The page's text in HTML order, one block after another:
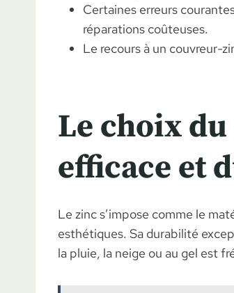
Certaines erreurs
réparations coûteuses.
Le recours à un couvreur-
Le choix
efficace et
Le zinc s’impose comme le
esthétiques. Sa durabilité
la pluie, la neige ou au gel est